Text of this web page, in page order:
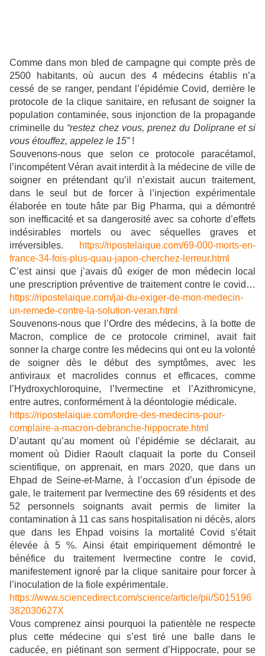
Comme dans mon bled de campagne qui compte près de
2500 habitants, où aucun des 4 médecins établis n’a
cessé de se ranger, pendant l’épidémie Covid, derrière le
protocole de la clique sanitaire, en refusant de soigner la
population contaminée, sous injonction de la propagande
criminelle du “restez chez vous, prenez du Doliprane et si
vous étouffez, appelez le 15”!
Souvenons-nous que selon ce protocole paracétamol,
l’incompétent Véran avait interdit à la médecine de ville de
soigner en prétendant qu’il n’existait aucun traitement,
dans le seul but de forcer à l’injection expérimentale
élaborée en toute hâte par Big Pharma, qui a démontré
son inefficacité et sa dangerosité avec sa cohorte d’effets
indésirables mortels ou avec séquelles graves et
irréversibles.
https://ripostelaique.com/69-000-morts-en-
france-34-fois-plus-quau-japon-cherchez-lerreur.html
C’est ainsi que j’avais dû exiger de mon médecin local
une prescription préventive de traitement contre le covid…
https://ripostelaique.com/jai-du-exiger-de-mon-medecin-
un-remede-contre-la-solution-veran.html
Souvenons-nous que l’Ordre des médecins, à la botte de
Macron, complice de ce protocole criminel, avait fait
sonner la charge contre les médecins qui ont eu la volonté
de soigner dès le début des symptômes, avec les
antiviraux et macrolides connus et efficaces, comme
l’Hydroxychloroquine, l’Ivermectine et l’Azithromicyne,
entre autres, conformément à la déontologie médicale.
https://ripostelaique.com/lordre-des-medecins-pour-
complaire-a-macron-debranche-hippocrate.html
D’autant qu’au moment où l’épidémie se déclarait, au
moment où Didier Raoult claquait la porte du Conseil
scientifique, on apprenait, en mars 2020, que dans un
Ehpad de Seine-et-Marne, à l’occasion d’un épisode de
gale, le traitement par Ivermectine des 69 résidents et des
52 personnels soignants avait permis de limiter la
contamination à 11 cas sans hospitalisation ni décès, alors
que dans les Ehpad voisins la mortalité Covid s’était
élevée à 5 %. Ainsi était empiriquement démontré le
bénéfice du traitement Ivermectine contre le covid,
manifestement ignoré par la clique sanitaire pour forcer à
l’inoculation de la fiole expérimentale.
https://www.sciencedirect.com/science/article/pii/S015196
382030627X
Vous comprenez ainsi pourquoi la patientèle ne respecte
plus cette médecine qui s’est tiré une balle dans le
caducée, en piétinant son serment d’Hippocrate, pour se